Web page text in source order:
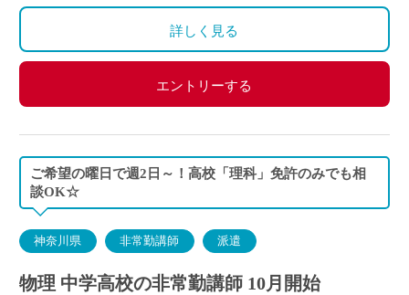
詳しく見る
エントリーする
ご希望の曜日で週2日～！高校「理科」免許のみでも相
談OK☆
神奈川県 非常勤講師 派遣
物理 中学高校の非常勤講師 10月開始